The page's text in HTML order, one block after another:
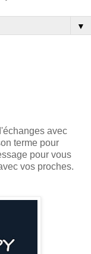
▼
avec
terme pour
pour vous
vos proches.